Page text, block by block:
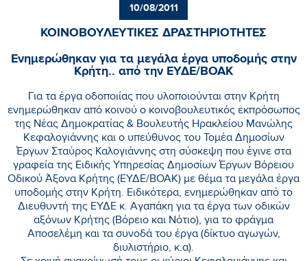
10/08/2011
ΚΟΙΝΟΒΟΥΛΕΥΤΙΚΕΣ ΔΡΑΣΤΗΡΙΟΤΗΤΕΣ
Ενημερώθηκαν για τα μεγάλα έργα υποδομής στην
Κρήτη.. από την ΕΥΔΕ/ΒΟΑΚ
Για τα έργα οδοποιίας που υλοποιούνται στην Κρήτη
ενημερώθηκαν από κοινού ο κοινοβουλευτικός εκπρόσωπος
της Νέας Δημοκρατίας & Βουλευτής Ηρακλείου Μανώλης
Κεφαλογιάννης και ο υπεύθυνος του Τομέα Δημοσίων
Έργων Σταύρος Καλογιάννης στη σύσκεψη που έγινε στα
γραφεία της Ειδικής Υπηρεσίας Δημοσίων Έργων Βόρειου
Οδικού Άξονα Κρήτης (ΕΥΔΕ/ΒΟΑΚ) με θέμα τα μεγάλα έργα
υποδομής στην Κρήτη. Ειδικότερα, ενημερώθηκαν από το
Διευθυντή της ΕΥΔΕ κ. Αγαπάκη για τα έργα των οδικών
αξόνων Κρήτης (Βόρειο και Νότιο), για το φράγμα
Αποσελέμη και τα συνοδά του έργα (δίκτυο αγωγών,
διυλιστήριο, κ.α).